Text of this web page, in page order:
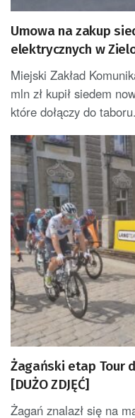
Umowa na zakup
elektrycznych w
Miejski Zakład
mln zł kupił siedem
które dołączy do
Żagański etap Tour
[DUŻO ZDJĘĆ]
Żagań znalazł się na